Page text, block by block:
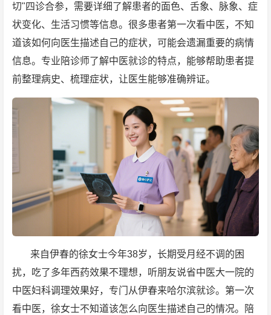
切"四诊合参，需要详细了解患者的面色、舌象、脉象、症
状变化、生活习惯等信息。很多患者第一次看中医，不知
道该如何向医生描述自己的症状，可能会遗漏重要的病情
信息。专业陪诊师了解中医就诊的特点，能够帮助患者提
前整理病史、梳理症状，让医生能够准确辨证。
来自伊春的徐女士今年38岁，长期受月经不调的困
扰，吃了多年西药效果不理想，听朋友说省中医大一院的
中医妇科调理效果好，专门从伊春来哈尔滨就诊。第一次
看中医，徐女士不知道该怎么向医生描述自己的情况。陪